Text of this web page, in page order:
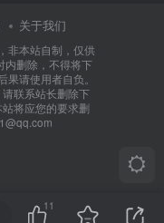
关于我们
非本站自制，仅供
内删除，不得将下
请使用者自负。
联系站长删除下
将应您的要求删
11